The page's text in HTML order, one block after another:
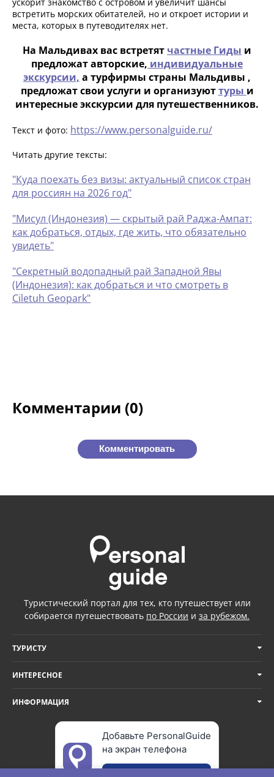
встретить морских обитателей, но и откроет истории и
места, которых в путеводителях нет.
На Мальдивах вас встретят частные Гиды и
предложат авторские, индивидуальные
экскурсии, а турфирмы страны Мальдивы ,
предложат свои услуги и организуюттуры и
интересные экскурсии для путешественников.
Текст и фото: https://www.personalguide.ru/
Читать другие тексты:
"Куда поехать без визы: актуальный список стран
для россиян на 2026 год"
"Мисул (Индонезия) — скрытый рай Раджа-Ампат:
как добраться, отдых, где жить, что обязательно
увидеть"
"Секретный водопадный рай Западной Явы
(Индонезия): как добраться и что смотреть в
Ciletuh Geopark"
Комментарии (0)
Комментировать
Туристический портал для тех, кто путешествует или
собирается путешествовать по России и за рубежом.
ТУРИСТУ
ИНТЕРЕСНОЕ
ИНФОРМАЦИЯ
Добавьте PersonalGuide
на экран телефона